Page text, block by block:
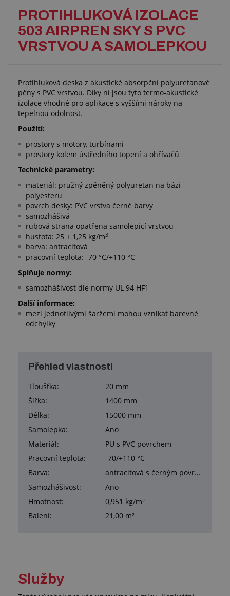
PROTIHLUKOVÁ IZOLACE
503 AIRPREN SKY S PVC
VRSTVOU A SAMOLEPKOU
Protihluková deska z akustické absorpční polyuretanové
pěny s PVC vrstvou. Díky ní jsou tyto termo-akustické
izolace vhodné pro aplikace s vyššími nároky na
tepelnou odolnost.
Použití:
prostory s motory, turbínami
prostory kolem ústředního topení a ohřívačů
Technické parametry:
materiál: pružný zpěněný polyuretan na bázi
polyesteru
povrch desky: PVC vrstva černé barvy
samozhášivá
rubová strana opatřena samolepicí vrstvou
hustota: 25 ± 1,25 kg/m3
barva: antracitová
pracovní teplota: -70 °C/+110 °C
Splňuje normy:
samozhášivost dle normy UL 94 HF1
Další informace:
mezi jednotlivými šaržemi mohou vznikat barevné
odchylky
Přehled vlastností
Tloušťka:
20 mm
Šířka:
1400 mm
Délka:
15000 mm
Samolepka:
Ano
Materiál:
PU s PVC povrchem
Pracovní teplota:
-70/+110 °C
Barva:
antracitová s černým povrchem
Samozhášivost:
Ano
Hmotnost:
0,951 kg/m²
Balení:
21,00 m²
Služby